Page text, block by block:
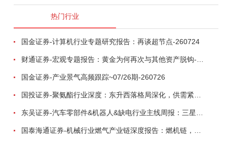
热门行业
国金证券-计算机行业专题研究报告：再谈超节点-260724
国金证券-产业景气高频跟踪~07/26期-260726